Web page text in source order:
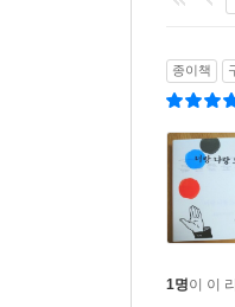
옐로는 천
흩날리다
나아간답니
그리하여
기억에서
이번엔 색
예전처럼
종이책
1명이 이